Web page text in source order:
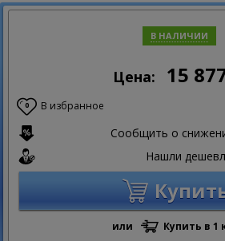
В НАЛИЧИИ
Цена: 15
0 В избранное
Сообщить о
Нашли
или Купить в 1